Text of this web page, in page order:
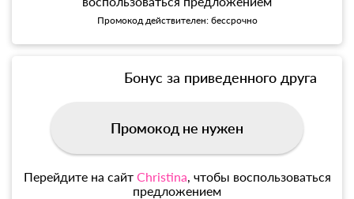
Промокод действителен: бессрочно
Бонус за приведенного друга
Промокод не нужен
Перейдите на сайт Christina , чтобы воспользоваться
предложением